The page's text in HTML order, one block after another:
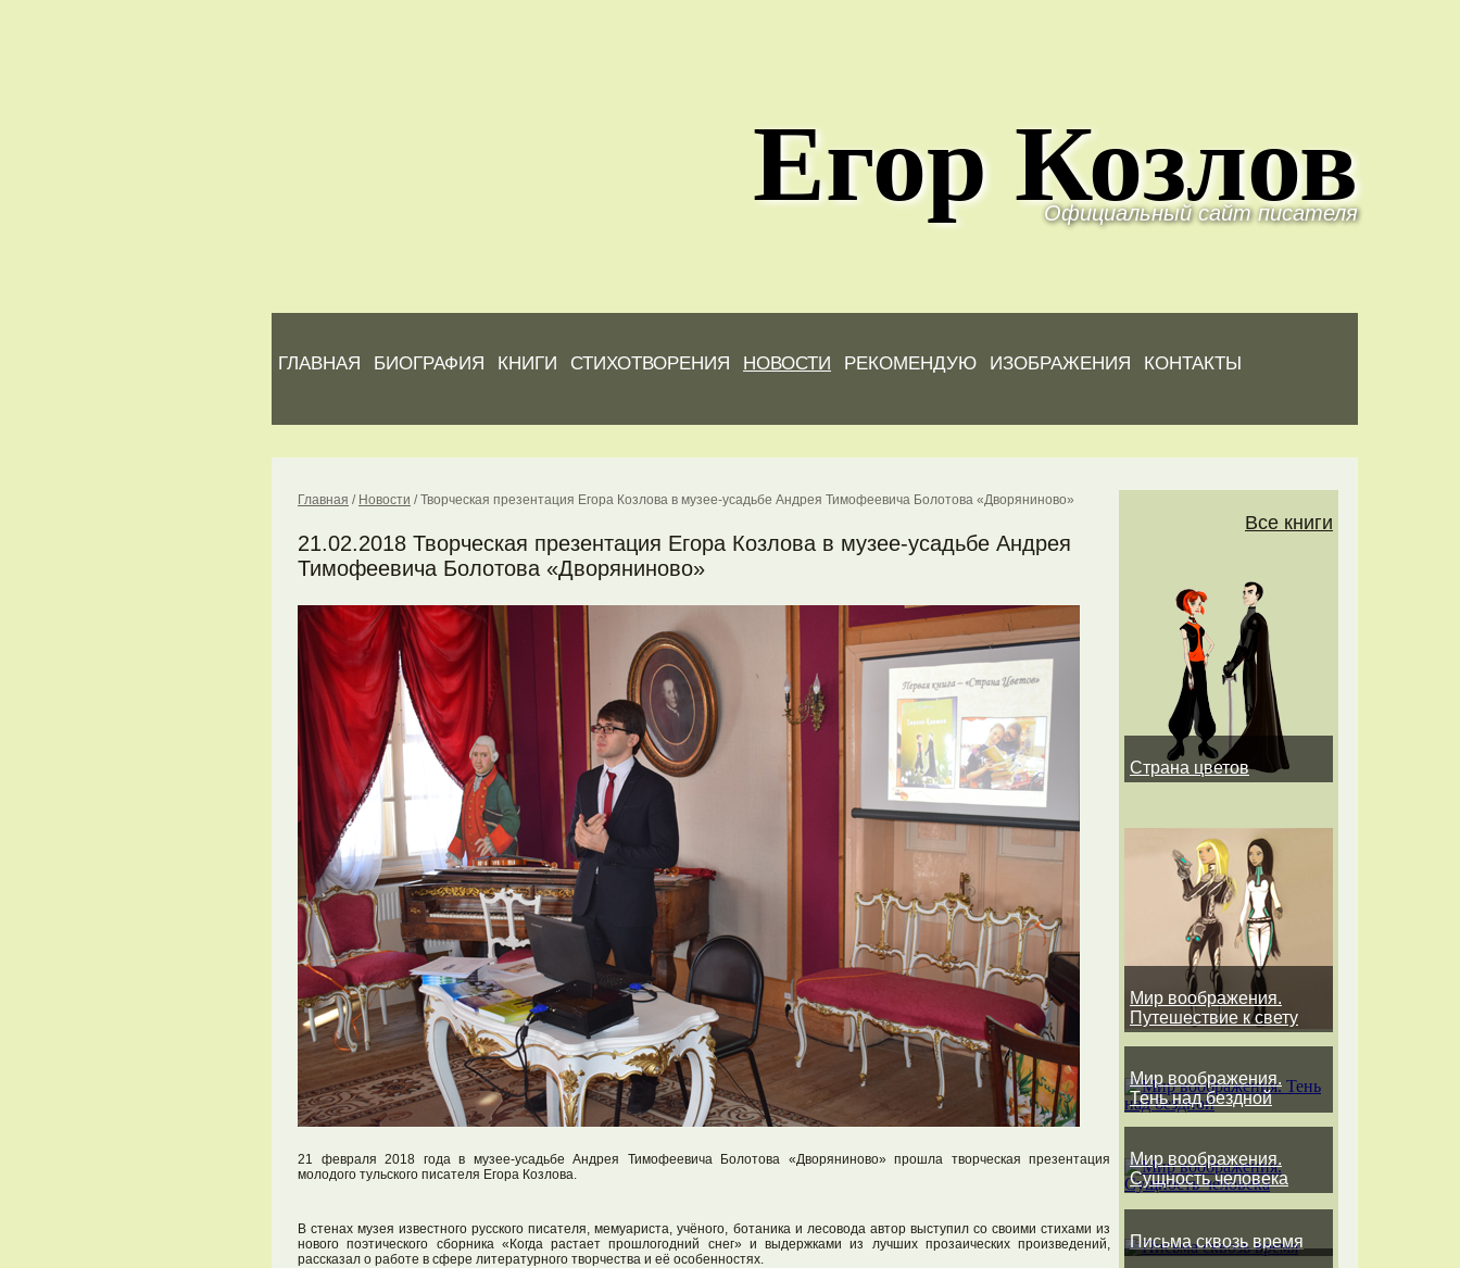
Егор Козлов
Официальный сайт писателя
ГЛАВНАЯ БИОГРАФИЯ КНИГИ СТИХОТВОРЕНИЯ НОВОСТИ РЕКОМЕНДУЮ ИЗОБРАЖЕНИЯ КОНТАКТЫ
Главная / Новости /Творческая презентация Егора Козлова в музее-усадьбе Андрея Тимофеевича Болотова «Дворяниново»
21.02.2018 Творческая презентация Егора Козлова в музее-усадьбе Андрея
Тимофеевича Болотова «Дворяниново»
21 февраля 2018 года в музее-усадьбе Андрея Тимофеевича Болотова «Дворяниново» прошла творческая презентация
молодого тульского писателя Егора Козлова.
В стенах музея известного русского писателя, мемуариста, учёного, ботаника и лесовода автор выступил со своими стихами из
нового поэтического сборника «Когда растает прошлогодний снег» и выдержками из лучших прозаических произведений,
рассказал о работе в сфере литературного творчества и её особенностях.
Все книги
Страна цветов
Мир воображения.
Путешествие к свету
Мир воображения.
Тень над бездной
Мир воображения.
Сущность человека
Письма сквозь время